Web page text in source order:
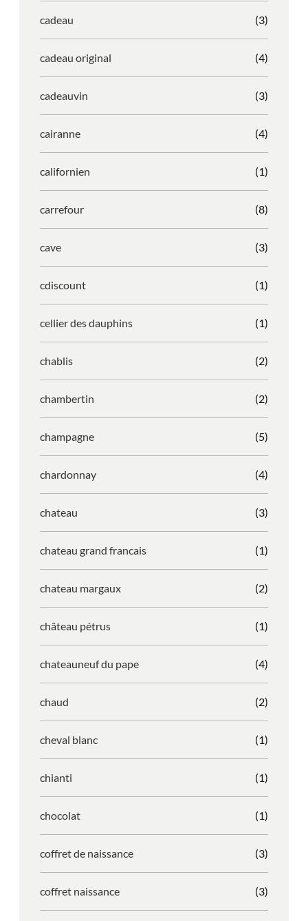
cadeau (3)
cadeau original (4)
cadeauvin (3)
cairanne (4)
californien (1)
carrefour (8)
cave (3)
cdiscount (1)
cellier des dauphins (1)
chablis (2)
chambertin (2)
champagne (5)
chardonnay (4)
chateau (3)
chateau grand francais (1)
chateau margaux (2)
château pétrus (1)
chateauneuf du pape (4)
chaud (2)
cheval blanc (1)
chianti (1)
chocolat (1)
coffret de naissance (3)
coffret naissance (3)